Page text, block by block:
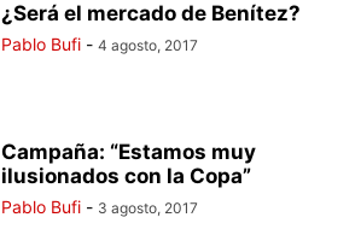
¿Será el mercado de Benítez?
Pablo Bufi - 4 agosto, 2017
Campaña: “Estamos muy
ilusionados con la Copa”
Pablo Bufi - 3 agosto, 2017